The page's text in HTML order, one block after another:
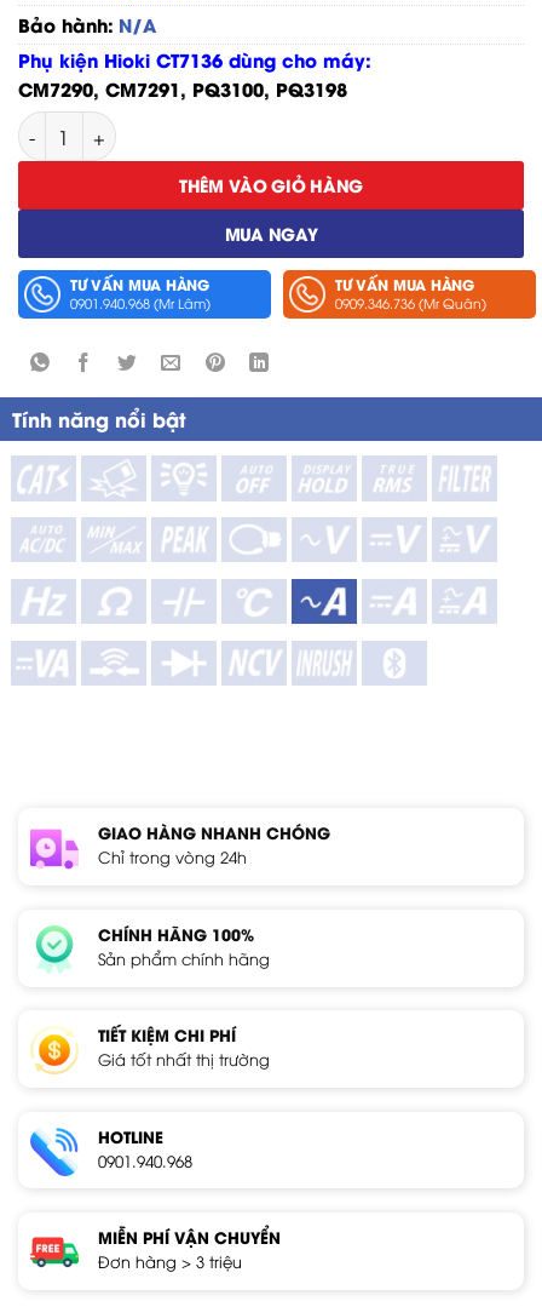
Bảo hành: N/A
Phụ kiện Hioki CT7136 dùng cho máy:
CM7290, CM7291, PQ3100, PQ3198
Ampe Kìm Đo Dòng AC 600A, φ46mm Hioki CT7136 số
THÊM VÀO GIỎ HÀNG
MUA NGAY
TƯ VẤN MUA HÀNG
0901.940.968 (Mr Lâm)
TƯ VẤN MUA HÀNG
0909.346.736 (Mr Quân)
Tính năng nổi bật
GIAO HÀNG NHANH CHÓNG
Chỉ trong vòng 24h
CHÍNH HÃNG 100%
Sản phẩm chính hãng
TIẾT KIỆM CHI PHÍ
Giá tốt nhất thị trường
HOTLINE
0901.940.968
MIỄN PHÍ VẬN CHUYỂN
Đơn hàng > 3 triệu